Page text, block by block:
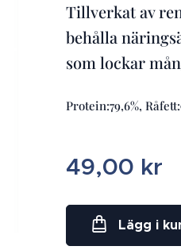
Tillverkat av
behålla
som lockar
Protein:79,6%,
49,00 kr
Lägg i